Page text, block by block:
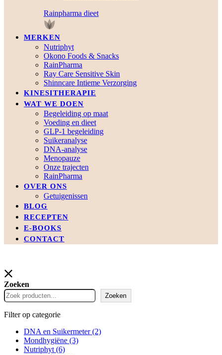
Rainpharma dieet
MERKEN
Nutriphyt
Okono Foods & Snacks
RainPharma
Ray Care Sensitive Skin
Shinncare Intieme Verzorging
KINESITHERAPIE
WAT WE DOEN
Begeleiding op maat
Voeding en dieet
GLP-1 begeleiding
Suikeranalyse
DNA-analyse
Menopauze
Onze trajecten
RainPharma
OVER ONS
Getuigenissen
BLOG
RECEPTEN
E-BOOKS
CONTACT
Zoeken
Zoeken
Filter op categorie
DNA en Suikermeter(2)
Mondhygiëne (3)
Nutriphyt (6)